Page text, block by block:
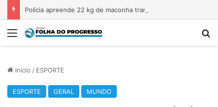
Menu
Início / ESPORTE
ESPORTE GERAL MUNDO